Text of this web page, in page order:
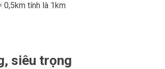
0,5km tính là 1km
siêu trọng